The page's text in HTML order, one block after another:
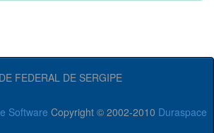
FEDERAL DE SERGIPE
Software Copyright © 2002-2010 Duraspace